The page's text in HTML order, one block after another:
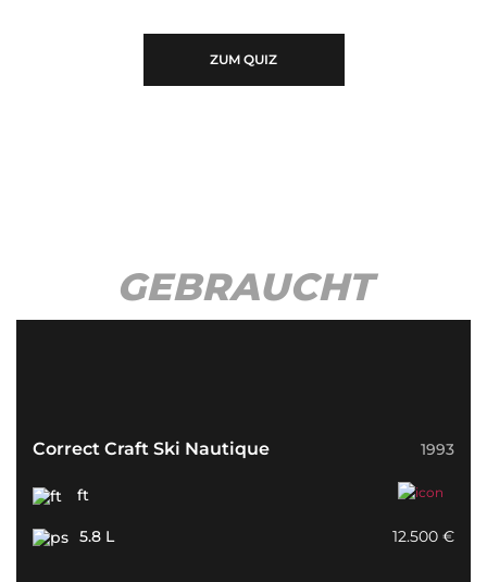
ZUM QUIZ
GEBRAUCHT
Correct Craft Ski Nautique 1993
ft
5.8 L 12.500 €